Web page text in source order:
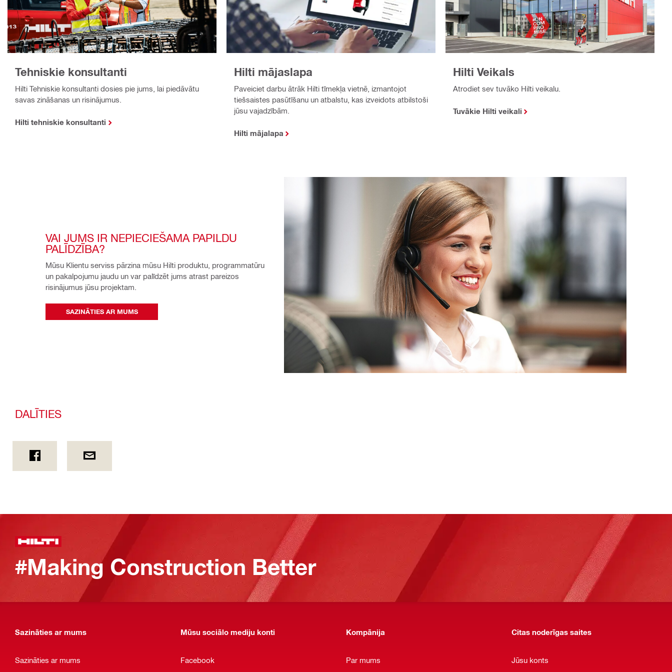
Tehniskie konsultanti
Hilti Tehniskie konsultanti dosies pie jums, lai piedāvātu
savas zināšanas un risinājumus.
Hilti tehniskie konsultanti
Hilti mājaslapa
Paveiciet darbu ātrāk Hilti tīmekļa vietnē, izmantojot
tiešsaistes pasūtīšanu un atbalstu, kas izveidots atbilstoši
jūsu vajadzībām.
Hilti mājalapa
Hilti Veikals
Atrodiet sev tuvāko Hilti veikalu.
Tuvākie Hilti veikali
VAI JUMS IR NEPIECIEŠAMA PAPILDU
PALĪDZĪBA?
Mūsu Klientu serviss pārzina mūsu Hilti produktu, programmatūru
un pakalpojumu jaudu un var palīdzēt jums atrast pareizos
risinājumus jūsu projektam.
SAZINĀTIES AR MUMS
DALĪTIES
#Making Construction Better
Sazināties ar mums
Sazināties ar mums
Mūsu sociālo mediju konti
Facebook
Kompānija
Par mums
Citas noderīgas saites
Jūsu konts